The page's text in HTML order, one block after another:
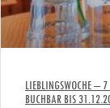
LIEBLINGSWOCHE –
BUCHBAR BIS